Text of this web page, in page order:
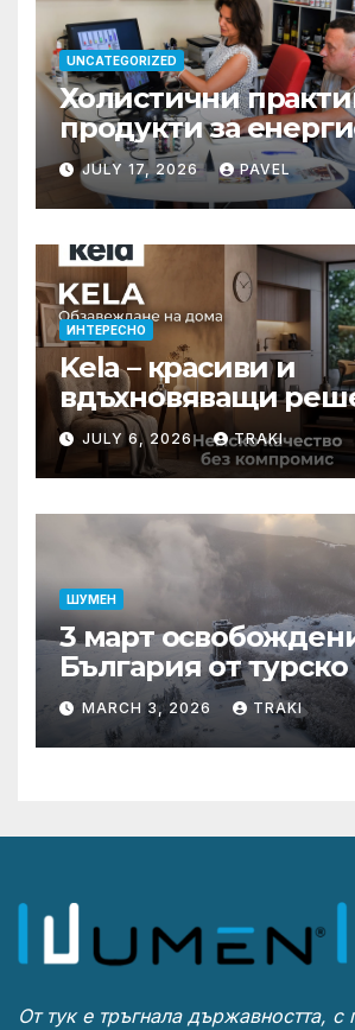
UNCATEGORIZED
Холистични
продукти за
баланс в
JULY 17, 2026 PAVEL
ИНТЕРЕСНО
Kela – красиви и
вдъхновяващи
вашия дом
JULY 6, 2026 TRAKI
ШУМЕН
3 март
България от
MARCH 3, 2026 TRAKI
От тук е тръгнала държавността, с